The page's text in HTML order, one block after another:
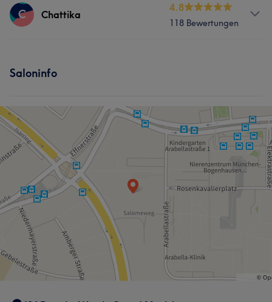
Services
C Chattika
4.8
118 Bewertungen
Was unsere Kunden über Chattika sagen
Kompetent Talentiert Aufmerksam 5
Saloninfo